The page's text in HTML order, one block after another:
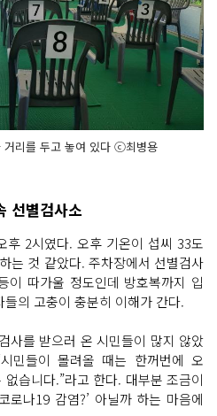
거리를 두고 놓여 있다 ⓒ최병용
선별검사소
후 2시였다. 오후 기온이 섭씨 33도
는 것 같았다. 주차장에서 선별검사
이 따가울 정도인데 방호복까지 입
의 고충이 충분히 이해가 간다.
사를 받으러 온 시민들이 많지 않았
민들이 몰려올 때는 한꺼번에 오
습니다.”라고 한다. 대부분 조금이
로나19 감염?’ 아닐까 하는 마음에